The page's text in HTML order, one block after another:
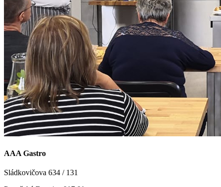
AAA Gastro
Sládkovičova 634 / 131